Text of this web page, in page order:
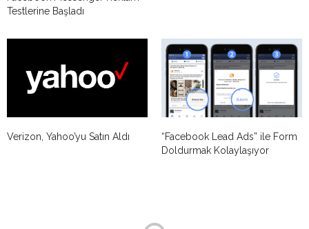
Testlerine Başladı
Verizon, Yahoo’yu Satın Aldı
“Facebook Lead Ads” ile Form
Doldurmak Kolaylaşıyor